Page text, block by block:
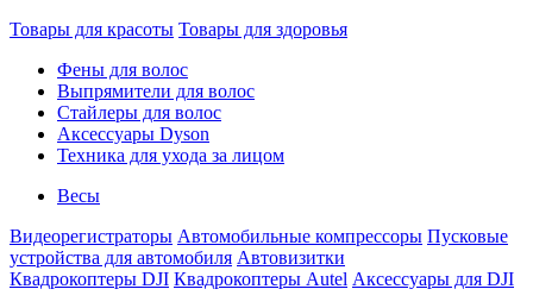
Товары для красоты Товары для здоровья
Фены для волос
Выпрямители для волос
Стайлеры для волос
Аксессуары Dyson
Техника для ухода за лицом
Весы
Видеорегистраторы Автомобильные компрессоры Пусковые
устройства для автомобиля Автовизитки
Квадрокоптеры DJI Квадрокоптеры Autel Аксессуары для DJI